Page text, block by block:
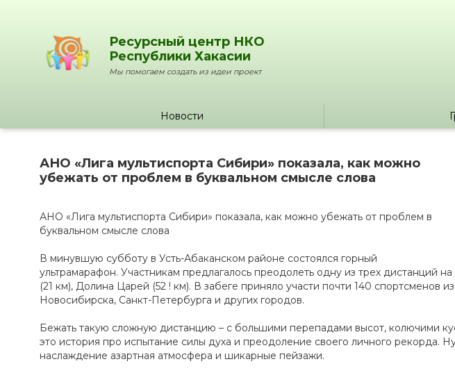
Ресурсный центр НКО
Республики Хакасии
Мы помогаем создать из идеи проект
Новости
АНО «Лига мультиспорта Сибири» показала, как можно
убежать от проблем в буквальном смысле слова
АНО «Лига мультиспорта Сибири» показала, как можно убежать от проблем в
буквальном смысле слова
В минувшую субботу в Усть-Абаканском районе состоялся горный
ультрамарафон. Участникам предлагалось преодолеть одну из трех дистанций
(21 км), Долина Царей (52 ! км). В забеге приняло участи почти 140 спортсменов
Новосибирска, Санкт-Петербурга и других городов.
Бежать такую сложную дистанцию – с большими перепадами высот, колючими
это история про испытание силы духа и преодоление своего личного рекорда.
наслаждение азартная атмосфера и шикарные пейзажи.